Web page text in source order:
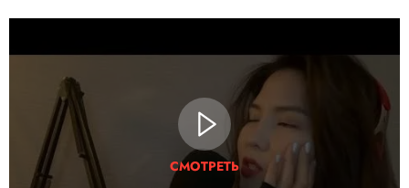
СМОТРЕТЬ